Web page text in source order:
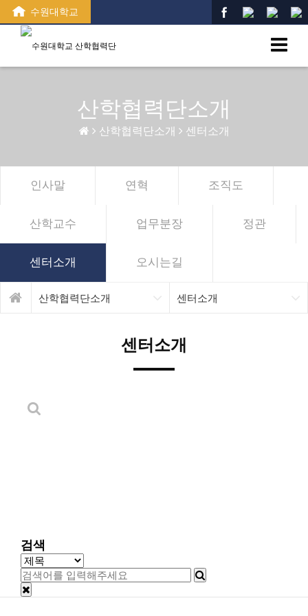
수원대학교
산학협력단소개
산학협력단소개 센터소개
인사말 연혁 조직도
산학교수 업무분장 정관
센터소개 오시는길
산학협력단소개 센터소개
센터소개
검색